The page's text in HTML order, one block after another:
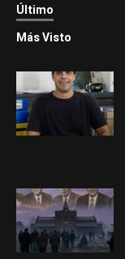
Último
Más Visto